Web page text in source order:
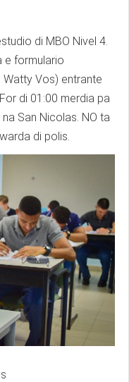
di MBO Nivel 4.
e formulario
Watty Vos) entrante
di 01:00 merdia pa
San Nicolas. NO ta
di polis.